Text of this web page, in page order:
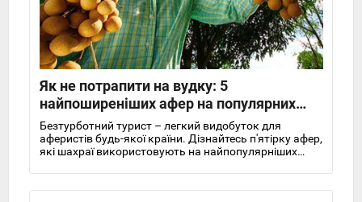
Як не потрапити на вудку: 5
найпоширеніших афер на популярних
туристичних напрямках
Безтурботний турист – легкий видобуток для
аферистів будь-якої країни. Дізнайтесь п'ятірку афер,
які шахраї використовують на найпопулярніших